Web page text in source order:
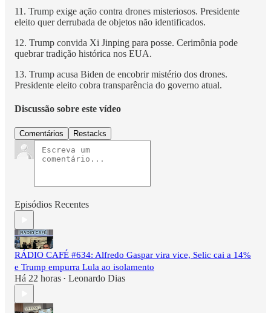
11. Trump exige ação contra drones misteriosos. Presidente
eleito quer derrubada de objetos não identificados.
12. Trump convida Xi Jinping para posse. Cerimônia pode
quebrar tradição histórica nos EUA.
13. Trump acusa Biden de encobrir mistério dos drones.
Presidente eleito cobra transparência do governo atual.
Discussão sobre este vídeo
Comentários Restacks
Episódios Recentes
RÁDIO CAFÉ #634: Alfredo Gaspar vira vice, Selic cai a 14%
e Trump empurra Lula ao isolamento
Há 22 horas • Leonardo Dias